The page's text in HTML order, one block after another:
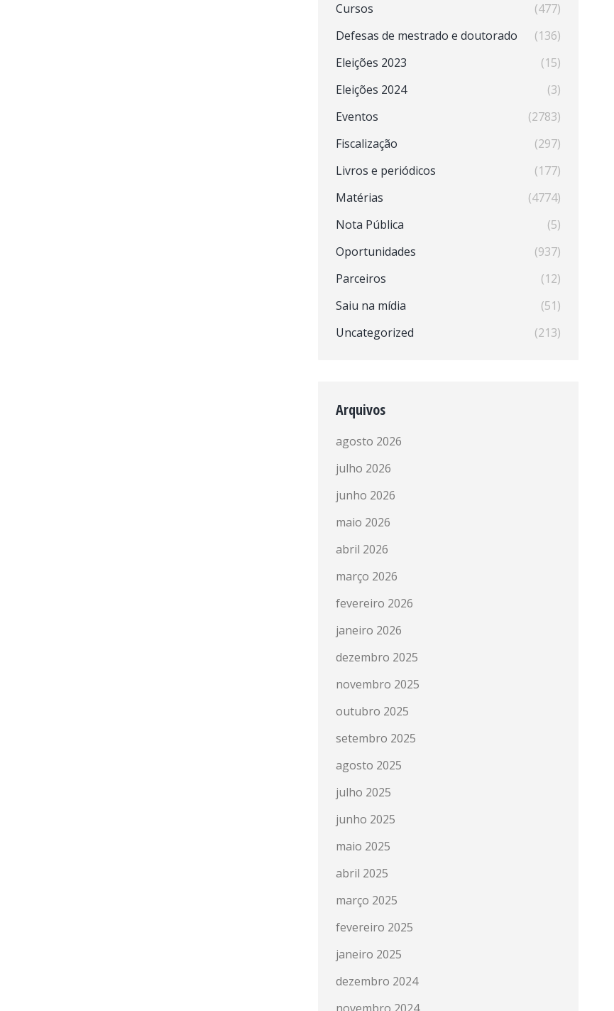
Cursos
(477)
Defesas de mestrado e doutorado
(136)
Eleições 2023
(15)
Eleições 2024
(3)
Eventos
(2783)
Fiscalização
(297)
Livros e periódicos
(177)
Matérias
(4774)
Nota Pública
(5)
Oportunidades
(937)
Parceiros
(12)
Saiu na mídia
(51)
Uncategorized
(213)
Arquivos
agosto 2026
julho 2026
junho 2026
maio 2026
abril 2026
março 2026
fevereiro 2026
janeiro 2026
dezembro 2025
novembro 2025
outubro 2025
setembro 2025
agosto 2025
julho 2025
junho 2025
maio 2025
abril 2025
março 2025
fevereiro 2025
janeiro 2025
dezembro 2024